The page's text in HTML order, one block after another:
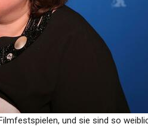
und sie sind so
Nur 1:1